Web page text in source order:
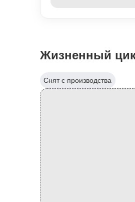
Жизненный
Снят с производства